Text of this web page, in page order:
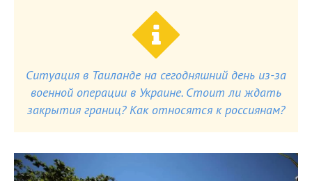
Ситуация в Таиланде на сегодняшний день из-за
военной операции в Украине. Стоит ли ждать
закрытия границ? Как относятся к россиянам?